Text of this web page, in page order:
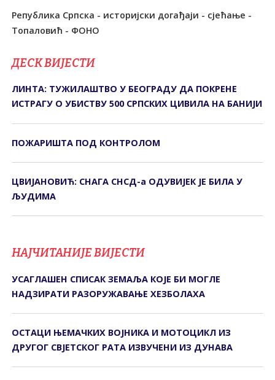
Република Српска - историјски догађаји - сјећање -
Топаловић - ФОНО
ДЕСК ВИЈЕСТИ
ЛИНТА: ТУЖИЛАШТВО У БЕОГРАДУ ДА ПОКРЕНЕ
ИСТРАГУ О УБИСТВУ 500 СРПСКИХ ЦИВИЛА НА БАНИЈИ
ПОЖАРИШТА ПОД КОНTРОЛОМ
ЦВИЈАНОВИЋ: СНАГА СНСД-а ОДУВИЈЕК ЈЕ БИЛА У
ЉУДИМА
НАЈЧИТАНИЈЕ ВИЈЕСТИ
УСАГЛАШЕН СПИСАК ЗЕМАЉА КОЈЕ БИ МОГЛЕ
НАДЗИРАТИ РАЗОРУЖАВАЊЕ ХЕЗБОЛАХА
ОСТАЦИ ЊЕМАЧКИХ ВОЈНИКА И МОТОЦИКЛ ИЗ
ДРУГОГ СВЈЕТСКОГ РАТА ИЗВУЧЕНИ ИЗ ДУНАВА